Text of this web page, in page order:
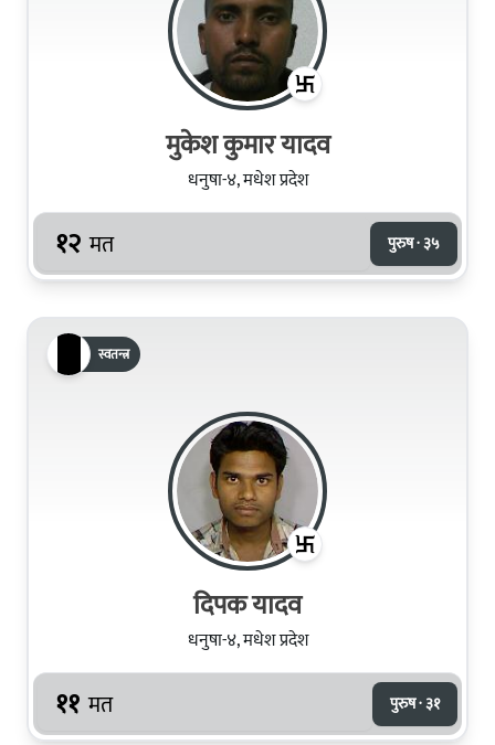
मुकेश कुमार यादव
धनुषा-४, मधेश प्रदेश
१२ मत पुरुष · ३५
स्वतन्त्र
दिपक यादव
धनुषा-४, मधेश प्रदेश
११ मत पुरुष · ३१